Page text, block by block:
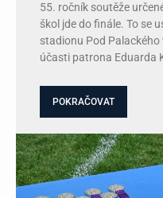
55. ročník soutěže
škol jde do finále. To se
stadionu Pod
účasti patrona Eduarda
POKRAČOVAT